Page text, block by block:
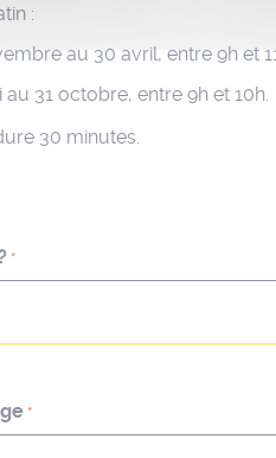
:
au 30 avril, entre 9h et
au 31 octobre, entre 9h et 10h.
30 minutes.
*
*